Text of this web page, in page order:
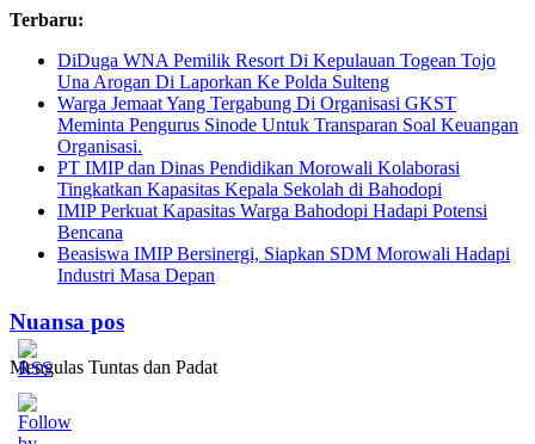
Skip
content
Terbaru:
DiDuga WNA Pemilik Resort Di Kepulauan Togean Tojo
Una Arogan Di Laporkan Ke Polda Sulteng
Warga Jemaat Yang Tergabung Di Organisasi GKST
Meminta Pengurus Sinode Untuk Transparan Soal Keuangan
Organisasi.
PT IMIP dan Dinas Pendidikan Morowali Kolaborasi
Tingkatkan Kapasitas Kepala Sekolah di Bahodopi
IMIP Perkuat Kapasitas Warga Bahodopi Hadapi Potensi
Bencana
Beasiswa IMIP Bersinergi, Siapkan SDM Morowali Hadapi
Industri Masa Depan
Nuansa pos
Mengulas Tuntas dan Padat